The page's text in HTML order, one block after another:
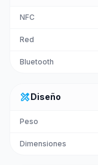
NFC
Red
Bluetooth
design_servicesDiseño
Peso
Dimensiones